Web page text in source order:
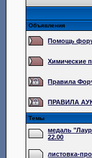
Объявления
Помощь
Химические
Правила
ПРАВИЛА
Темы
медаль
22.00
листовка-